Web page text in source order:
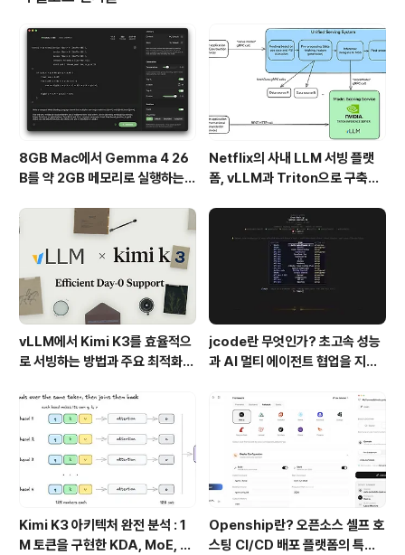
식을 좋아하는 분까지, 모두가 즐길 수 있도록 매운맛 강도
를 선택할 수 있어요.사리 추가 추천: 라면 사리와 함께라면
한층 더 깊은 맛을 느낄 수 있고, 식사의 마무리로 볶음밥까
지 꼭 드셔보세요!🌟 메뉴도 다양하게, 남도 스타일의 특별
한 떡볶이떡볶이 외에..
8GB Mac에서 Gemma 4 26
B를 약 2GB 메모리로 실행하는 T
Netflix의 사내 LLM 서빙 플랫
폼, vLLM과 Triton으로 구축한
vLLM에서 Kimi K3를 효율적으
로 서빙하는 방법과 주요 최적화
jcode란 무엇인가? 초고속 성능
과 AI 멀티 에이전트 협업을 지원
Kimi K3 아키텍처 완전 분석 : 1
M 토큰을 구현한 KDA, MoE, Fl
Openship란? 오픈소스 셀프 호
스팅 CI/CD 배포 플랫폼의 특징